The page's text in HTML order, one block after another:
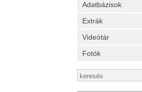
Adatbázisok
Extrák
Videótár
Fotók